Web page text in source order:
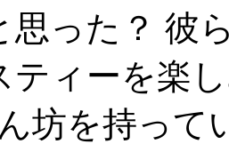
思った？ 彼
ティーを楽
坊を持って